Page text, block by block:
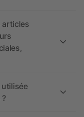
articles
utilisée